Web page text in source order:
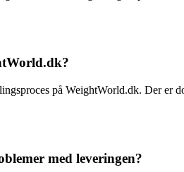
på WeightWorld.dk. Der er
med leveringen?